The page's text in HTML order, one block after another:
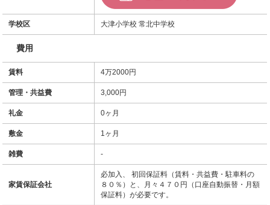
学校区 大津小学校 常北中学校
費用
賃料 4万2000円
管理・共益費 3,000円
礼金 0ヶ月
敷金 1ヶ月
雑費 -
家賃保証会社
必加入、 初回保証料（賃料・共益費・駐車料の
８０％）と、月々４７０円（口座自動振替・月額
保証料）が必要です。